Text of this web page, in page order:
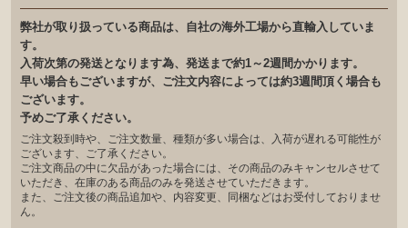
弊社が取り扱っている商品は、自社の海外工場から直輸入していま
す。
入荷次第の発送となります為、発送まで約1～2週間かかります。
早い場合もございますが、ご注文内容によっては約3週間頂く場合も
ございます。
予めご了承ください。
ご注文殺到時や、ご注文数量、種類が多い場合は、入荷が遅れる可能性が
ございます、ご了承ください。
ご注文商品の中に欠品があった場合には、その商品のみキャンセルさせて
いただき、在庫のある商品のみを発送させていただきます。
また、ご注文後の商品追加や、内容変更、同梱などはお受付しておりませ
ん。